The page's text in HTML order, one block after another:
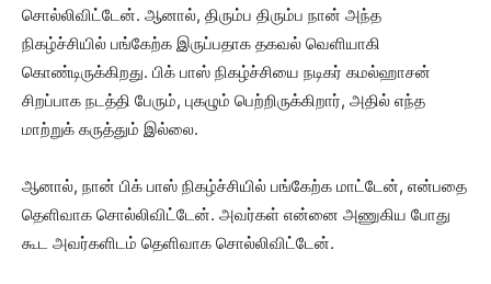
சொல்லிவிட்டேன். ஆனால், திரும்ப திரும்ப நான் அந்த
நிகழ்ச்சியில் பங்கேற்க இருப்பதாக தகவல் வெளியாகி
கொண்டிருக்கிறது. பிக் பாஸ் நிகழ்ச்சியை நடிகர் கமல்ஹாசன்
சிறப்பாக நடத்தி பேரும், புகழும் பெற்றிருக்கிறார், அதில் எந்த
மாற்றுக் கருத்தும் இல்லை.
ஆனால், நான் பிக் பாஸ் நிகழ்ச்சியில் பங்கேற்க மாட்டேன், என்பதை
தெளிவாக சொல்லிவிட்டேன். அவர்கள் என்னை அணுகிய போது
கூட அவர்களிடம் தெளிவாக சொல்லிவிட்டேன்.